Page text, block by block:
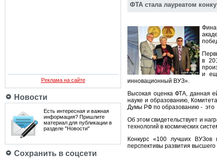
Реклама на сайте
Новости
Есть интересная и важная
информация? Пришлите
материал для публикации в
разделе "Новости"
Сохранить в соцсети
ФТА стала лауреатом
в
и
инновационный ВУЗ».
Высокая оценка ФТА, данная
науке и образованию,
Думы РФ по образованию - это
Об этом свидетельствует и
технологий в космических
Конкурс «100 лучших
перспективы развития